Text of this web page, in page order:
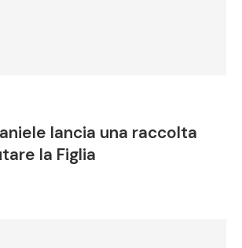
lancia una raccolta
la Figlia